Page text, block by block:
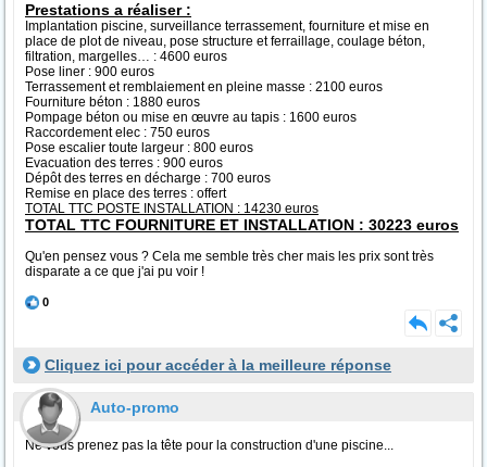
Prestations a réaliser :
Implantation piscine, surveillance terrassement, fourniture et mise en
place de plot de niveau, pose structure et ferraillage, coulage béton,
filtration, margelles… : 4600 euros
Pose liner : 900 euros
Terrassement et remblaiement en pleine masse : 2100 euros
Fourniture béton : 1880 euros
Pompage béton ou mise en œuvre au tapis : 1600 euros
Raccordement elec : 750 euros
Pose escalier toute largeur : 800 euros
Evacuation des terres : 900 euros
Dépôt des terres en décharge : 700 euros
Remise en place des terres : offert
TOTAL TTC POSTE INSTALLATION : 14230 euros
TOTAL TTC FOURNITURE ET INSTALLATION : 30223 euros
Qu'en pensez vous ? Cela me semble très cher mais les prix sont très
disparate a ce que j'ai pu voir !
0
Cliquez ici pour accéder à la meilleure réponse
Auto-promo
Ne vous prenez pas la tête pour la construction d'une piscine...